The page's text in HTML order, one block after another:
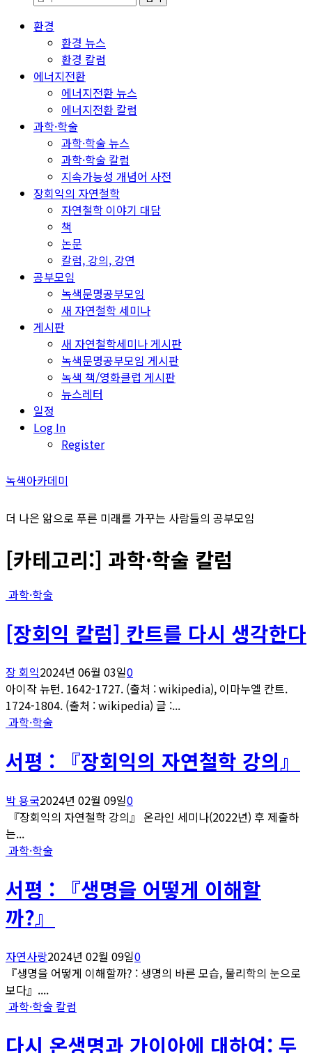
환경
환경 뉴스
환경 칼럼
에너지전환
에너지전환 뉴스
에너지전환 칼럼
과학·학술
과학·학술 뉴스
과학·학술 칼럼
지속가능성 개념어 사전
장회익의 자연철학
자연철학 이야기 대담
책
논문
칼럼, 강의, 강연
공부모임
녹색문명공부모임
새 자연철학 세미나
게시판
새 자연철학세미나 게시판
녹색문명공부모임 게시판
녹색 책/영화클럽 게시판
뉴스레터
일정
Log In
Register
녹색아카데미
더 나은 앎으로 푸른 미래를 가꾸는 사람들의 공부모임
[카테고리:] 과학·학술 칼럼
과학·학술
[장회익 칼럼] 칸트를 다시 생각한다
장 회익2024년 06월 03일0
아이작 뉴턴. 1642-1727. (출처 : wikipedia), 이마누엘 칸트.
1724-1804. (출처 : wikipedia) 글 :...
과학·학술
서평 : 『장회익의 자연철학 강의』
박 용국2024년 02월 09일0
『장회익의 자연철학 강의』 온라인 세미나(2022년) 후 제출하
는...
과학·학술
서평 : 『생명을 어떻게 이해할
까?』
자연사랑2024년 02월 09일0
『생명을 어떻게 이해할까? : 생명의 바른 모습, 물리학의 눈으로
보다』....
과학·학술 칼럼
다시 온생명과 가이아에 대하여: 두